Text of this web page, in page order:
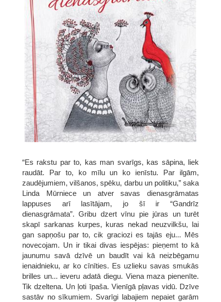
“Es rakstu par to, kas man svarīgs, kas sāpina, liek
raudāt. Par to, ko mīlu un ko ienīstu. Par ilgām,
zaudējumiem, vilšanos, spēku, darbu un politiku,” saka
Linda Mūrniece un atver savas dienasgrāmatas
lappuses arī lasītājam, jo šī ir “Gandrīz
dienasgrāmata”. Gribu dzert vīnu pie jūras un turēt
skapī sarkanas kurpes, kuras nekad neuzvilkšu, lai
gan sapņošu par to, cik graciozi es tajās eju... Mēs
novecojam. Un ir tikai divas iespējas: pieņemt to kā
jaunumu savā dzīvē un baudīt vai kā neizbēgamu
ienaidnieku, ar ko cīnīties. Es uzlieku savas smukās
brilles un... ieveru adatā diegu. Viena maza pienenīte.
Tik dzeltena. Un ļoti īpaša. Vienīgā pļavas vidū. Dzīve
sastāv no sīkumiem. Svarīgi labajiem nepaiet garām